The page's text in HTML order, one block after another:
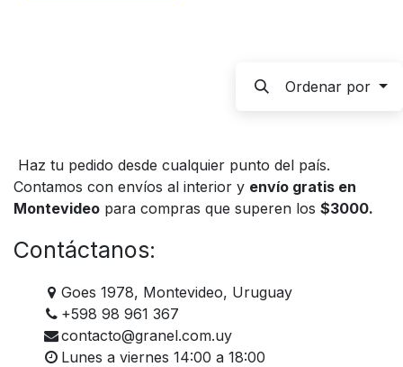
Ordenar por
Haz tu pedido desde cualquier punto del país.
Contamos con envíos al interior y envío gratis en
Montevideo para compras que superen los $3000.
Contáctanos:
Goes 1978, Montevideo, Uruguay
+598 98 961 367
contacto@granel.com.uy
Lunes a viernes 14:00 a 18:00